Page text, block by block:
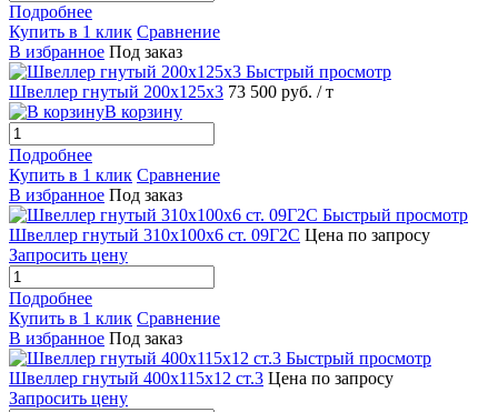
Подробнее
Купить в 1 клик Сравнение
В избранное Под заказ
Быстрый просмотр
Швеллер гнутый 200х125х3 73 500 руб. / т
В корзину
Подробнее
Купить в 1 клик Сравнение
В избранное Под заказ
Быстрый просмотр
Швеллер гнутый 310х100х6 ст. 09Г2С Цена по запросу
Запросить цену
Подробнее
Купить в 1 клик Сравнение
В избранное Под заказ
Быстрый просмотр
Швеллер гнутый 400х115х12 ст.3 Цена по запросу
Запросить цену